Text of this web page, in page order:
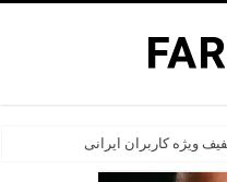
ها در سال 2026